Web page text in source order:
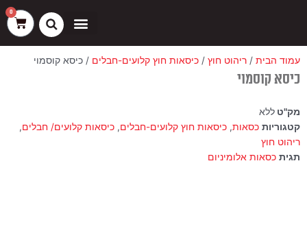
0
עגלת
קניות
עמוד הבית / ריהוט חוץ / כיסאות חוץ קלועים-חבלים / כיסא קוסמוי
כיסא קוסמוי
מק"ט ללא
קטגוריות כסאות, כיסאות חוץ קלועים-חבלים, כיסאות קלועים/ חבלים,
ריהוט חוץ
תגית כסאות אלומיניום